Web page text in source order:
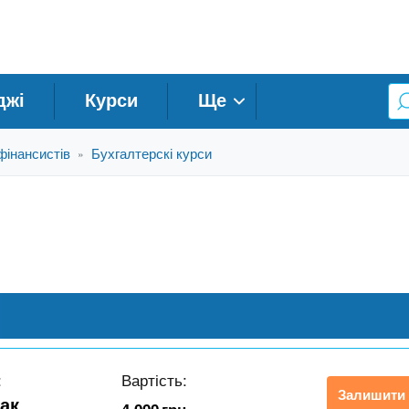
Курси Ще
» Бухгалтерскі курси
Вартість:
Залишити